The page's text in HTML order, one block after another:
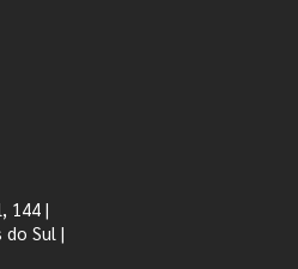
144 |
do Sul |